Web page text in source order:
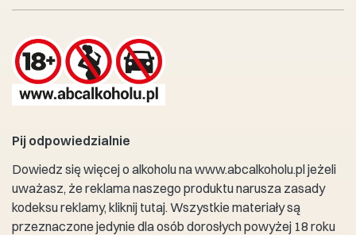
Pij odpowiedzialnie
Dowiedz się więcej o alkoholu nawww.abcalkoholu.pljeżeli
uważasz, że reklama naszego produktu narusza zasady
kodeksu reklamy, kliknij tutaj. Wszystkie materiały są
przeznaczone jedynie dla osób dorosłych powyżej 18 roku